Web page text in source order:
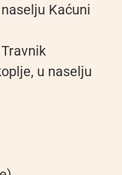
Kaćuni
u naselju